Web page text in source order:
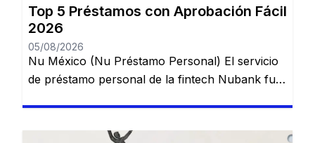
Top 5 Préstamos con Aprobación Fácil
2026
05/08/2026
Nu México (Nu Préstamo Personal) El servicio
de préstamo personal de la fintech Nubank fue
desde la aplicación en pocos minutos. 💰 Ideal